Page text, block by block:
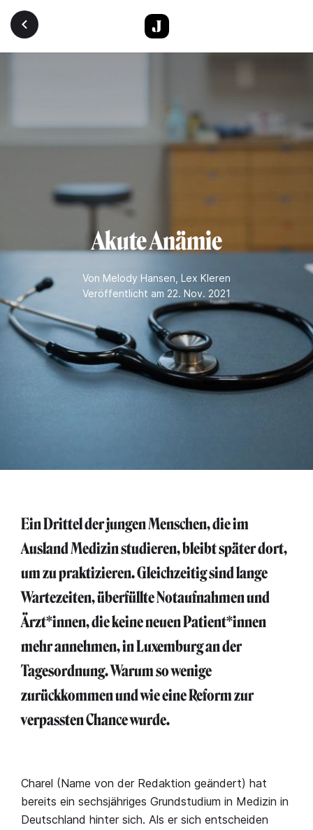
Direkt zum Inhalt
Akute Anämie
Von Melody Hansen Lex Kleren
Veröffentlicht am 22. Nov. 2021
Ein Drittel der jungen Menschen, die im
Ausland Medizin studieren, bleibt später dort,
um zu praktizieren. Gleichzeitig sind lange
Wartezeiten, überfüllte Notaufnahmen und
Ärzt*innen, die keine neuen Patient*innen
mehr annehmen, in Luxemburg an der
Tagesordnung. Warum so wenige
zurückkommen und wie eine Reform zur
verpassten Chance wurde.
Charel (Name von der Redaktion geändert) hat
bereits ein sechsjähriges Grundstudium in Medizin in
Deutschland hinter sich. Als er sich entscheiden